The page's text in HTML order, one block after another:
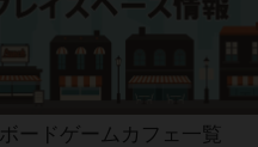
ボードゲームカフェ一覧